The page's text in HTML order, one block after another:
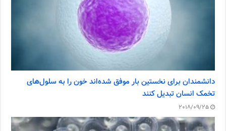
دانشمندان برای نخستین بار موفق شده‌اند خون را به سلول‌های
تخمک انسان تبدیل کنند
2018/09/25